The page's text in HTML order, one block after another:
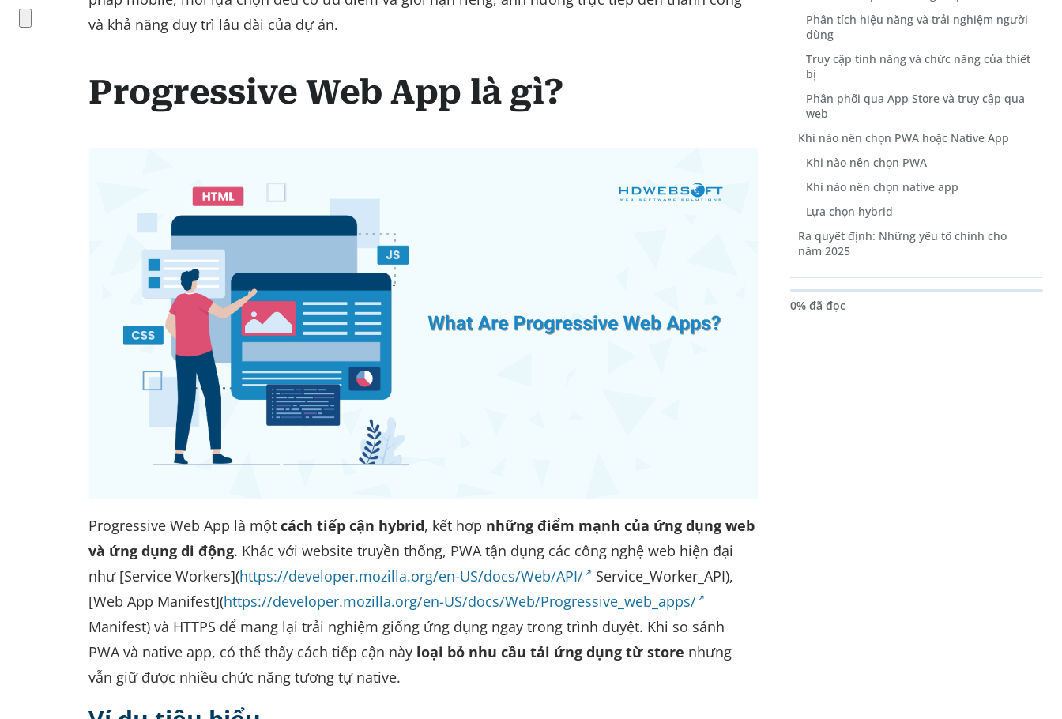
và khả năng duy trì lâu dài của dự án.
Progressive Web App là gì?
Progressive Web App là một cách tiếp cận hybrid, kết hợp những điểm mạnh của ứng dụng web
và ứng dụng di động. Khác với website truyền thống, PWA tận dụng các công nghệ web hiện đại
như [Service Workers](https://developer.mozilla.org/en-US/docs/Web/API/
Service_Worker_API),
[Web App Manifest](https://developer.mozilla.org/en-US/docs/Web/Progressive_web_apps/
Manifest) và HTTPS để mang lại trải nghiệm giống ứng dụng ngay trong trình duyệt. Khi so sánh
PWA và native app, có thể thấy cách tiếp cận này loại bỏ nhu cầu tải ứng dụng từ store nhưng
vẫn giữ được nhiều chức năng tương tự native.
Phân tích hiệu năng và trải nghiệm người
dùng
Truy cập tính năng và chức năng của thiết
bị
Phân phối qua App Store và truy cập qua
web
Khi nào nên chọn PWA hoặc Native App
Khi nào nên chọn PWA
Khi nào nên chọn native app
Lựa chọn hybrid
Ra quyết định: Những yếu tố chính cho
năm 2025
0% đã đọc